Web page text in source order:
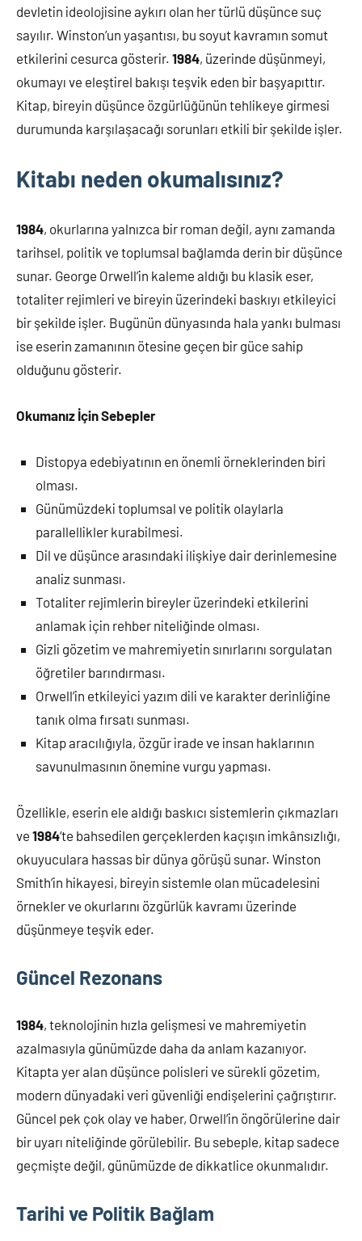
devletin ideolojisine aykırı olan her türlü düşünce suç
sayılır. Winston’un yaşantısı, bu soyut kavramın somut
etkilerini cesurca gösterir. 1984, üzerinde düşünmeyi,
okumayı ve eleştirel bakışı teşvik eden bir başyapıttır.
Kitap, bireyin düşünce özgürlüğünün tehlikeye girmesi
durumunda karşılaşacağı sorunları etkili bir şekilde işler.
Kitabı neden okumalısınız?
1984, okurlarına yalnızca bir roman değil, aynı zamanda
tarihsel, politik ve toplumsal bağlamda derin bir düşünce
sunar. George Orwell’in kaleme aldığı bu klasik eser,
totaliter rejimleri ve bireyin üzerindeki baskıyı etkileyici
bir şekilde işler. Bugünün dünyasında hala yankı bulması
ise eserin zamanının ötesine geçen bir güce sahip
olduğunu gösterir.
Okumanız İçin Sebepler
Distopya edebiyatının en önemli örneklerinden biri
olması.
Günümüzdeki toplumsal ve politik olaylarla
parallellikler kurabilmesi.
Dil ve düşünce arasındaki ilişkiye dair derinlemesine
analiz sunması.
Totaliter rejimlerin bireyler üzerindeki etkilerini
anlamak için rehber niteliğinde olması.
Gizli gözetim ve mahremiyetin sınırlarını sorgulatan
öğretiler barındırması.
Orwell’in etkileyici yazım dili ve karakter derinliğine
tanık olma fırsatı sunması.
Kitap aracılığıyla, özgür irade ve insan haklarının
savunulmasının önemine vurgu yapması.
Özellikle, eserin ele aldığı baskıcı sistemlerin çıkmazları
ve 1984‘te bahsedilen gerçeklerden kaçışın imkânsızlığı,
okuyuculara hassas bir dünya görüşü sunar. Winston
Smith’in hikayesi, bireyin sistemle olan mücadelesini
örnekler ve okurlarını özgürlük kavramı üzerinde
düşünmeye teşvik eder.
Güncel Rezonans
1984, teknolojinin hızla gelişmesi ve mahremiyetin
azalmasıyla günümüzde daha da anlam kazanıyor.
Kitapta yer alan düşünce polisleri ve sürekli gözetim,
modern dünyadaki veri güvenliği endişelerini çağrıştırır.
Güncel pek çok olay ve haber, Orwell’in öngörülerine dair
bir uyarı niteliğinde görülebilir. Bu sebeple, kitap sadece
geçmişte değil, günümüzde de dikkatlice okunmalıdır.
Tarihi ve Politik Bağlam